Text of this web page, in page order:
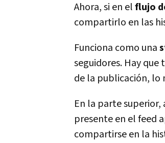
Ahora, si en elflujo
compartirlo en las
Funciona como una
seguidores. Hay
de la publicación, lo
En la parte
presente en el feed
compartirse en la